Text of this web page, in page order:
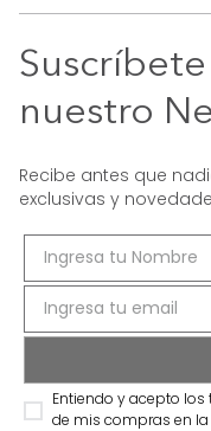
Suscríbete
nuestro
Recibe antes que
exclusivas y
Entiendo y acepto
de mis compras en la